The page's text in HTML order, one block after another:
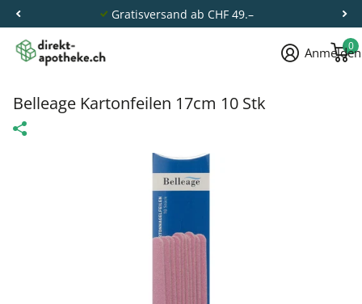
Gratisversand ab CHF 49.–
Anmelden
0
Belleage Kartonfeilen 17cm 10 Stk